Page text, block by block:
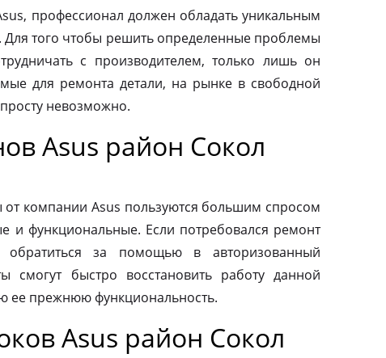
профессионал должен обладать уникальным
того чтобы решить определенные проблемы
с производителем, только лишь он
для ремонта детали, на рынке в свободной
невозможно.
Asus район Сокол
от компании Asus пользуются большим спросом
и функциональные. Если потребовался ремонт
обратиться за помощью в авторизованный
смогут быстро восстановить работу данной
ее прежнюю функциональность.
Asus район Сокол